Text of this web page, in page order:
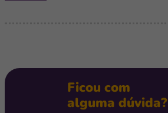
Ficou com
alguma dúvida?